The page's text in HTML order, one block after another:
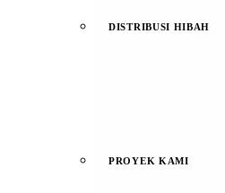
DISTRIBUSI HIBAH
PROYEK KAMI